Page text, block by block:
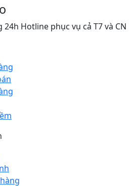
Hotline phục vụ cả T7 và CN